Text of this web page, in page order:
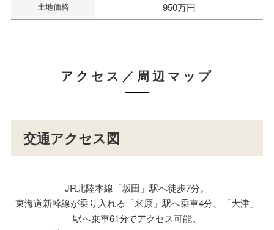
土地価格 950万円
アクセス／周辺マップ
交通アクセス図
JR北陸本線「坂田」駅へ徒歩7分。
東海道新幹線が乗り入れる「米原」駅へ乗車4分、「大津」
駅へ乗車61分でアクセス可能。